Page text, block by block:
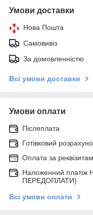
Умови доставки
Нова Пошта
Самовивіз
За домовленністю
Всі умови доставки
Умови оплати
Післяплата
Готівковий
Оплата за
Наложенний
ПЕРЕДОПЛАТИ)
Всі умови оплати